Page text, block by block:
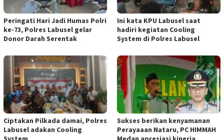
Peringati Hari Jadi Humas Polri
ke-73, Polres Labusel gelar
Donor Darah Serentak
Ini kata KPU Labusel saat
hadiri kegiatan Cooling
System di Polres Labusel
Ciptakan Pilkada damai, Polres
Labusel adakan Cooling
Sukses berikan kenyamanan
Perayaaan Nataru, PC HIMMAH